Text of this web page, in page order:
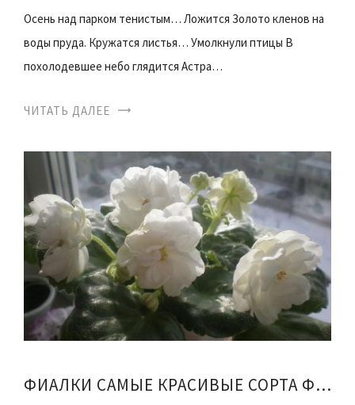
Осень над парком тенистым… Ложится Золото кленов на
воды пруда. Кружатся листья… Умолкнули птицы В
похолодевшее небо глядится Астра…
ЧИТАТЬ ДАЛЕЕ
ФИАЛКИ САМЫЕ КРАСИВЫЕ СОРТА ФОТО